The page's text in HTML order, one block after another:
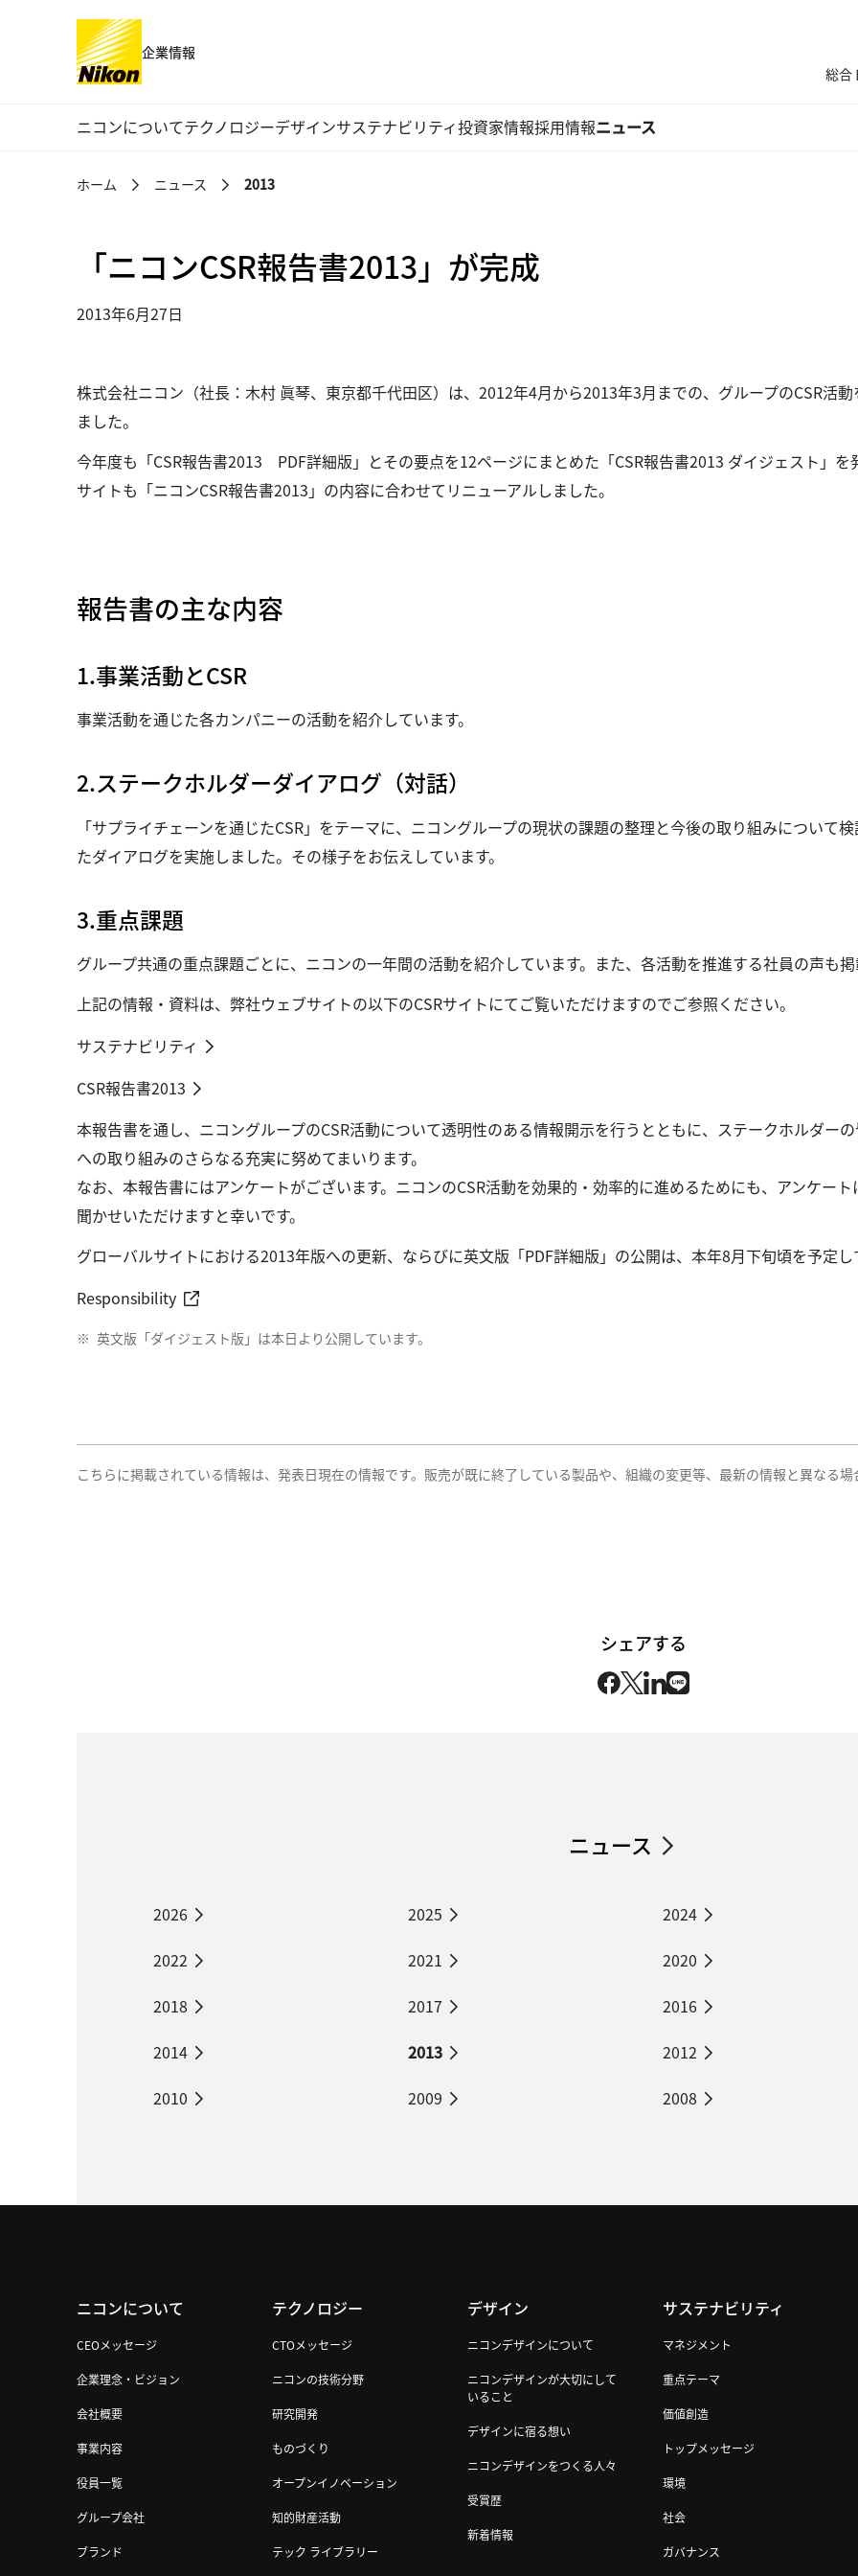
企業情報
総合
グローバルナビゲーション
ニコンについてテクノロジーデザインサステナビリティ投資家情報採用情報ニュース
ホーム ニュース 2013
「ニコンCSR報告書2013」が完成
2013年6月27日
株式会社ニコン（社長：木村 眞琴、東京都千代田区）は、2012年4月から2013年3月までの、グループのCSR活
ました。
今年度も「CSR報告書2013 PDF詳細版」とその要点を12ページにまとめた「CSR報告書2013 ダイジェスト」
サイトも「ニコンCSR報告書2013」の内容に合わせてリニューアルしました。
報告書の主な内容
1.事業活動とCSR
事業活動を通じた各カンパニーの活動を紹介しています。
2.ステークホルダーダイアログ（対話）
「サプライチェーンを通じたCSR」をテーマに、ニコングループの現状の課題の整理と今後の取り組みについて
たダイアログを実施しました。その様子をお伝えしています。
3.重点課題
グループ共通の重点課題ごとに、ニコンの一年間の活動を紹介しています。また、各活動を推進する社員の声も掲
上記の情報・資料は、弊社ウェブサイトの以下のCSRサイトにてご覧いただけますのでご参照ください。
サステナビリティ
CSR報告書2013
本報告書を通し、ニコングループのCSR活動について透明性のある情報開示を行うとともに、ステークホルダー
への取り組みのさらなる充実に努めてまいります。
なお、本報告書にはアンケートがございます。ニコンのCSR活動を効果的・効率的に進めるためにも、アンケー
聞かせいただけますと幸いです。
グローバルサイトにおける2013年版への更新、ならびに英文版「PDF詳細版」の公開は、本年8月下旬頃を予定し
Responsibility
※ 英文版「ダイジェスト版」は本日より公開しています。
こちらに掲載されている情報は、発表日現在の情報です。販売が既に終了している製品や、組織の変更等、最新の情報と異なる場
シェアする
ニュース
2026 2025 2024
2022
2021 2020
2018
2017 2016
2014
2013 2012
2010
2009 2008
ニコンについて
CEOメッセージ
企業理念・ビジョン
会社概要
事業内容
役員一覧
グループ会社
ブランド
テクノロジー
CTOメッセージ
ニコンの技術分野
研究開発
ものづくり
オープンイノベーション
知的財産活動
テック ライブラリー
デザイン
ニコンデザインについて
ニコンデザインが大切にして
いること
デザインに宿る想い
ニコンデザインをつくる人々
受賞歴
新着情報
サステナビリティ
マネジメント
重点テーマ
価値創造
トップメッセージ
環境
社会
ガバナンス